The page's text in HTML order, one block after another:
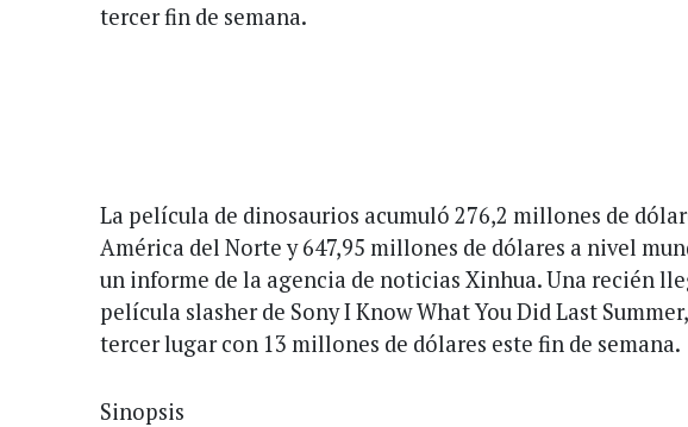
tercer fin de semana.
La película de dinosaurios acumuló 276,2 millones de
América del Norte y 647,95 millones de dólares a nivel
un informe de la agencia de noticias Xinhua. Una recién
película slasher de Sony I Know What You Did Last
tercer lugar con 13 millones de dólares este fin de semana.
Sinopsis